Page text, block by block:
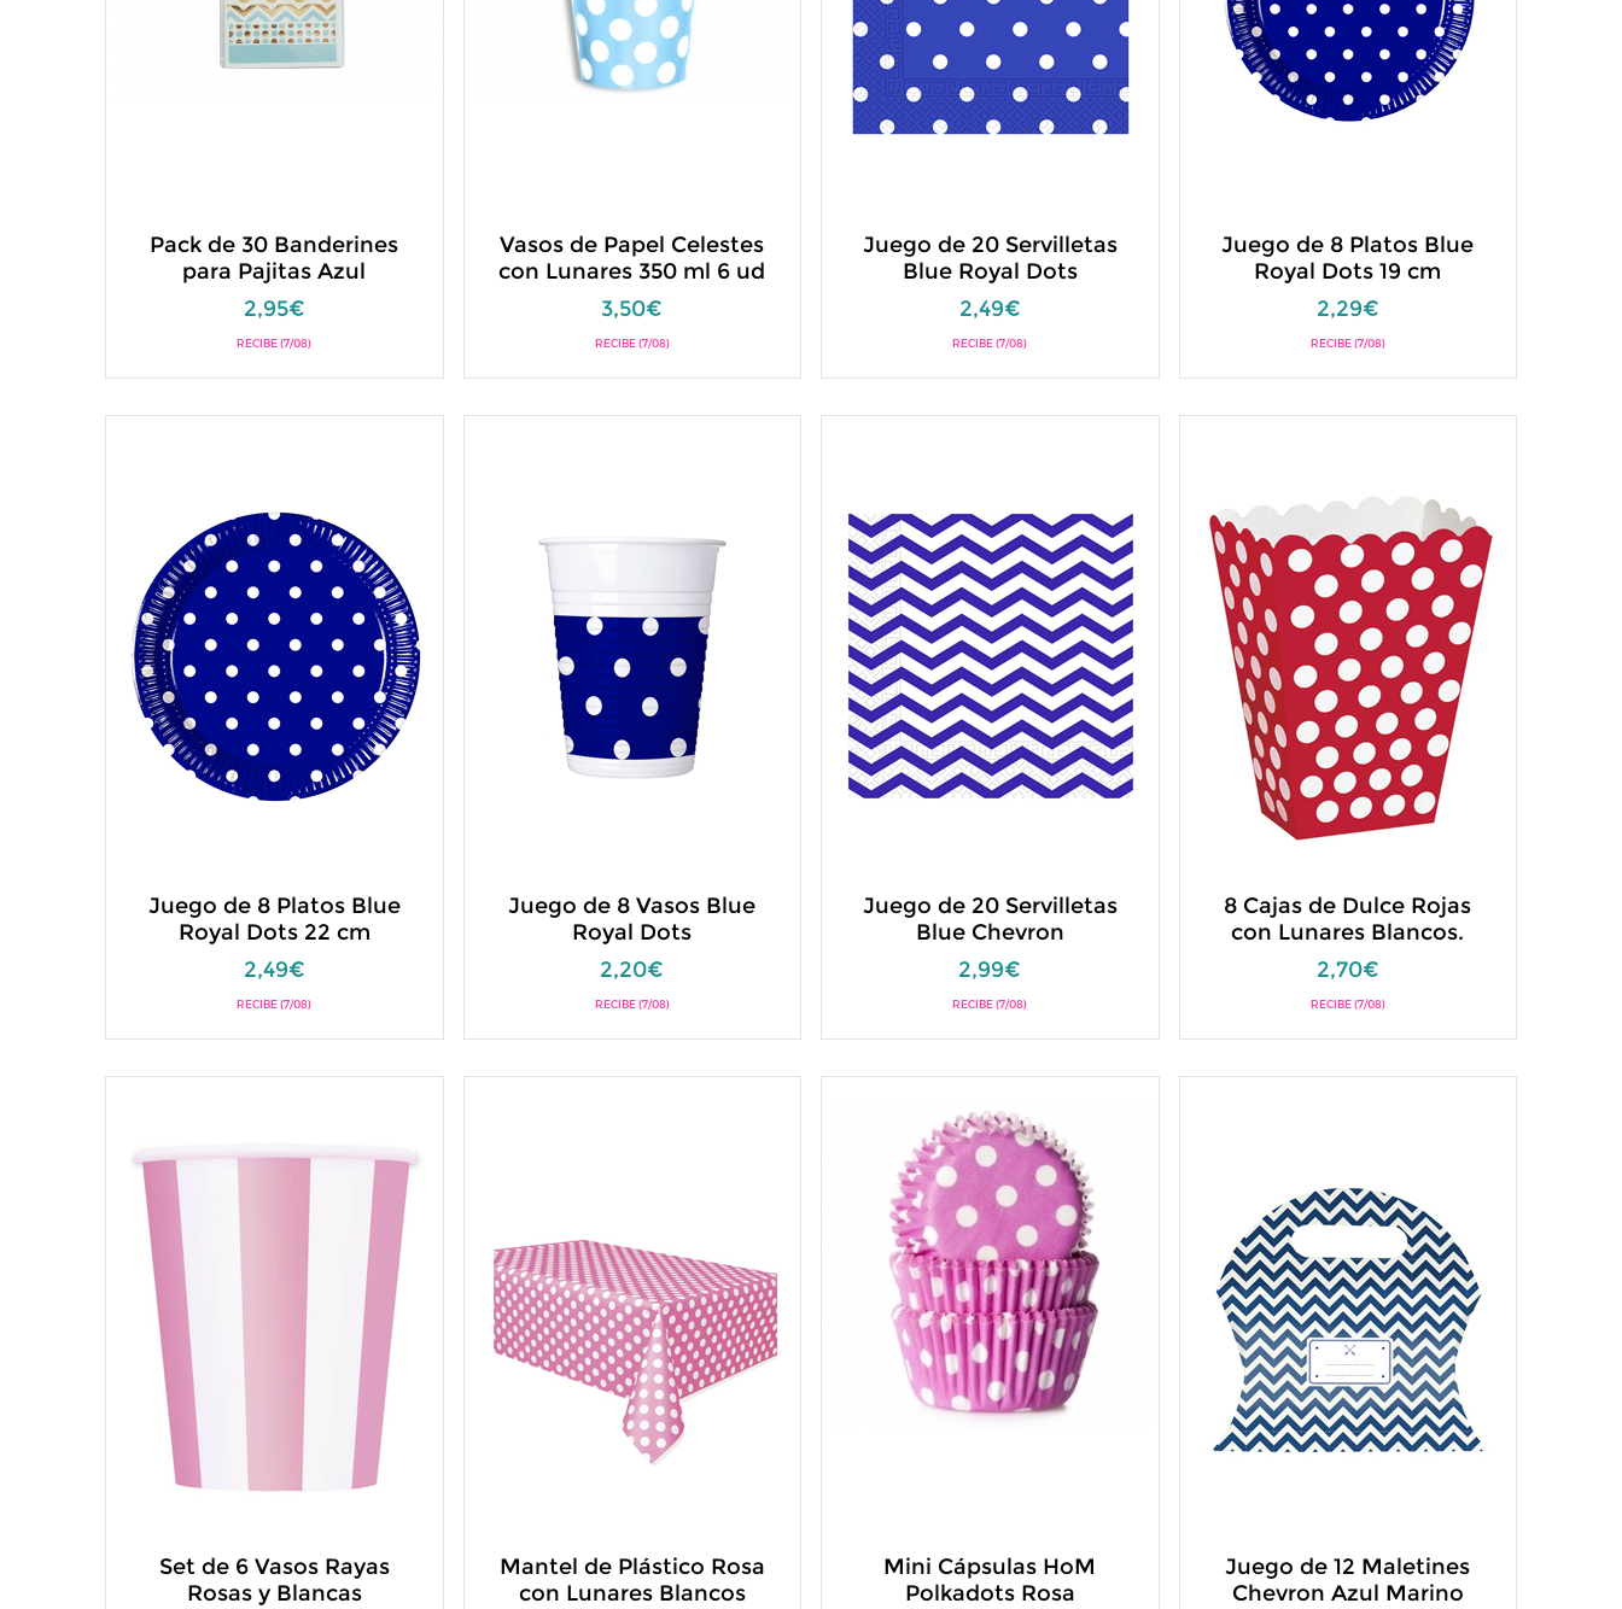
Pack de 30 Banderines
para Pajitas Azul
2,95€
RECIBE (7/08)
Vasos de Papel Celestes
con Lunares 350 ml 6 ud
3,50€
RECIBE (7/08)
Juego de 20 Servilletas
Blue Royal Dots
2,49€
RECIBE (7/08)
Juego de 8 Platos Blue
Royal Dots 19 cm
2,29€
RECIBE (7/08)
Juego de 8 Platos Blue
Royal Dots 22 cm
2,49€
RECIBE (7/08)
Juego de 8 Vasos Blue
Royal Dots
2,20€
RECIBE (7/08)
Juego de 20 Servilletas
Blue Chevron
2,99€
RECIBE (7/08)
8 Cajas de Dulce Rojas
con Lunares Blancos.
2,70€
RECIBE (7/08)
Set de 6 Vasos Rayas
Rosas y Blancas
Mantel de Plástico Rosa
con Lunares Blancos
Mini Cápsulas HoM
Polkadots Rosa
Juego de 12 Maletines
Chevron Azul Marino